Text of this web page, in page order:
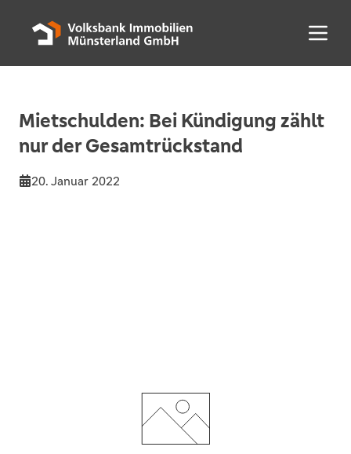
Menü
Mietschulden: Bei Kündigung zählt
nur der Gesamtrückstand
20. Januar 2022